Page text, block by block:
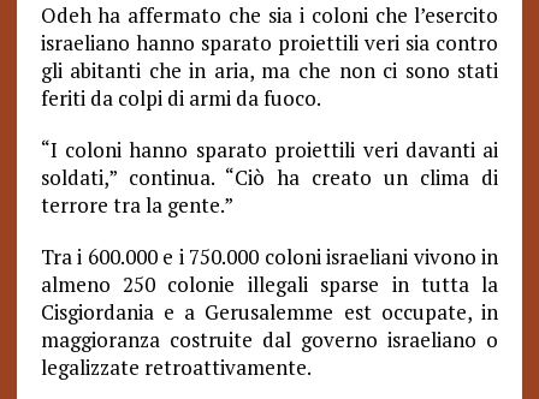
Odeh ha affermato che sia i coloni che l’esercito
israeliano hanno sparato proiettili veri sia contro
gli abitanti che in aria, ma che non ci sono stati
feriti da colpi di armi da fuoco.
“I coloni hanno sparato proiettili veri davanti ai
soldati,” continua. “Ciò ha creato un clima di
terrore tra la gente.”
Tra i 600.000 e i 750.000 coloni israeliani vivono in
almeno 250 colonie illegali sparse in tutta la
Cisgiordania e a Gerusalemme est occupate, in
maggioranza costruite dal governo israeliano o
legalizzate retroattivamente.